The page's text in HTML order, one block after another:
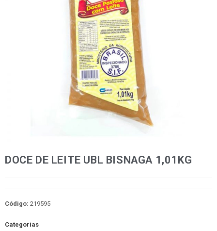
DOCE DE LEITE UBL BISNAGA 1,01KG
Código: 219595
Categorias